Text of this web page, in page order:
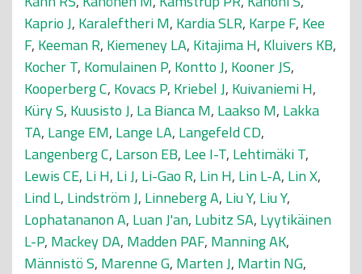
Kaprio J, Karaleftheri M, Kardia SLR, Karpe F, Kee
F, Keeman R, Kiemeney LA, Kitajima H, Kluivers KB,
Kocher T, Komulainen P, Kontto J, Kooner JS,
Kooperberg C, Kovacs P, Kriebel J, Kuivaniemi H,
Küry S, Kuusisto J, La Bianca M, Laakso M, Lakka
TA, Lange EM, Lange LA, Langefeld CD,
Langenberg C, Larson EB, Lee I-T, Lehtimäki T,
Lewis CE, Li H, Li J, Li-Gao R, Lin H, Lin L-A, Lin X,
Lind L, Lindström J, Linneberg A, Liu Y, Liu Y,
Lophatananon A, Luan J'an, Lubitz SA, Lyytikäinen
L-P, Mackey DA, Madden PAF, Manning AK,
Männistö S, Marenne G, Marten J, Martin NG,